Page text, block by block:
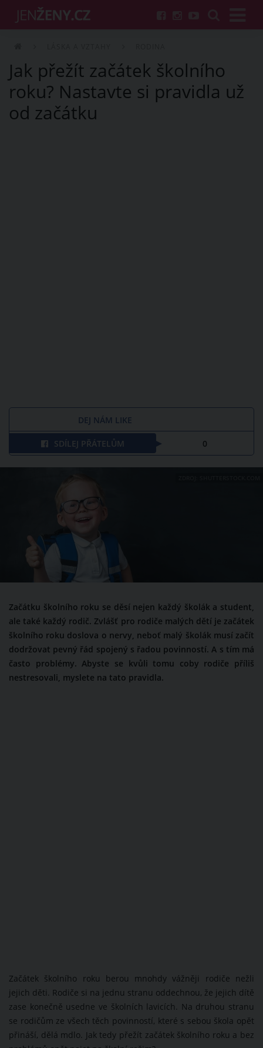
Jak přežít začátek školního
roku? Nastavte si pravidla už
od začátku
DEJ NÁM LIKE
SDÍLEJ PŘÁTELŮM 0
Začátku školního roku se děsí nejen každý školák a student,
ale také každý rodič. Zvlášť pro rodiče malých dětí je začátek
školního roku doslova o nervy, neboť malý školák musí začít
dodržovat pevný řád spojený s řadou povinností. A s tím má
často problémy. Abyste se kvůli tomu coby rodiče příliš
nestresovali, myslete na tato pravidla.
Začátek školního roku berou mnohdy vážněji rodiče nežli
jejich děti. Rodiče si na jednu stranu oddechnou, že jejich dítě
zase konečně usedne ve školních lavicích. Na druhou stranu
se rodičům ze všech těch povinností, které s sebou škola opět
přináší, dělá mdlo. Jak tedy přežít začátek školního roku a bez